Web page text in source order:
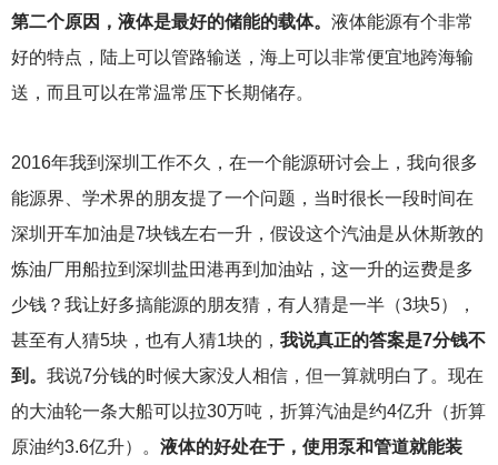
第二个原因，液体是最好的储能的载体。 液体能源有个非常
好的特点，陆上可以管路输送，海上可以非常便宜地跨海输
送，而且可以在常温常压下长期储存。
2016年我到深圳工作不久，在一个能源研讨会上，我向很多
能源界、学术界的朋友提了一个问题，当时很长一段时间在
深圳开车加油是7块钱左右一升，假设这个汽油是从休斯敦的
炼油厂用船拉到深圳盐田港再到加油站，这一升的运费是多
少钱？我让好多搞能源的朋友猜，有人猜是一半（3块5），
甚至有人猜5块，也有人猜1块的， 我说真正的答案是7分钱不
到。 我说7分钱的时候大家没人相信，但一算就明白了。现在
的大油轮一条大船可以拉30万吨，折算汽油是约4亿升（折算
原油约3.6亿升）。 液体的好处在于，使用泵和管道就能装